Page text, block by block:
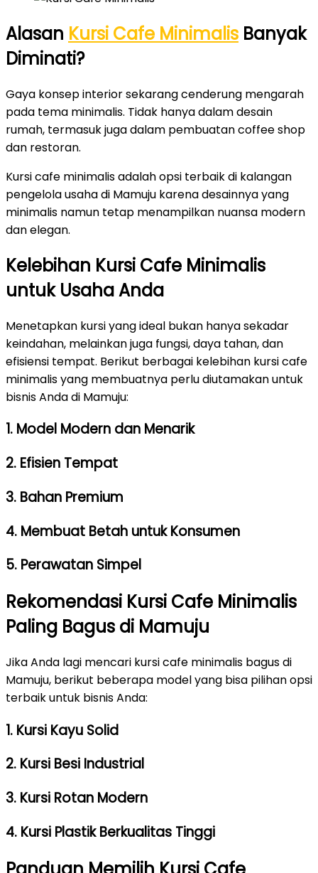
Alasan Kursi Cafe Minimalis Banyak
Diminati?
Gaya konsep interior sekarang cenderung mengarah
pada tema minimalis. Tidak hanya dalam desain
rumah, termasuk juga dalam pembuatan coffee shop
dan restoran.
Kursi cafe minimalis adalah opsi terbaik di kalangan
pengelola usaha di Mamuju karena desainnya yang
minimalis namun tetap menampilkan nuansa modern
dan elegan.
Kelebihan Kursi Cafe Minimalis
untuk Usaha Anda
Menetapkan kursi yang ideal bukan hanya sekadar
keindahan, melainkan juga fungsi, daya tahan, dan
efisiensi tempat. Berikut berbagai kelebihan kursi cafe
minimalis yang membuatnya perlu diutamakan untuk
bisnis Anda di Mamuju:
1. Model Modern dan Menarik
2. Efisien Tempat
3. Bahan Premium
4. Membuat Betah untuk Konsumen
5. Perawatan Simpel
Rekomendasi Kursi Cafe Minimalis
Paling Bagus di Mamuju
Jika Anda lagi mencari kursi cafe minimalis bagus di
Mamuju, berikut beberapa model yang bisa pilihan opsi
terbaik untuk bisnis Anda:
1. Kursi Kayu Solid
2. Kursi Besi Industrial
3. Kursi Rotan Modern
4. Kursi Plastik Berkualitas Tinggi